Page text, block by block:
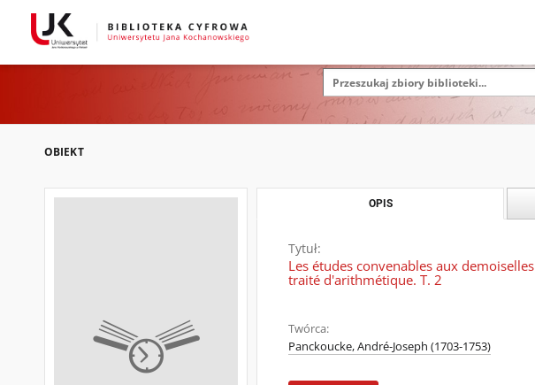
OBIEKT
OPIS
Tytuł:
Les études convenables aux
traité d'arithmétique. T. 2
Twórca:
Panckoucke, André-Joseph (1703-1753)